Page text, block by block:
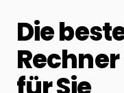
Die